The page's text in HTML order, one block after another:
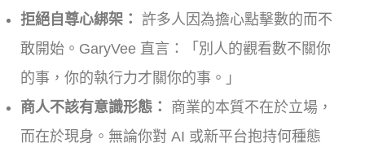
拒絕自尊心綁架： 許多人因為擔心點擊數的而不
敢開始。GaryVee 直言：「別人的觀看數不關你
的事，你的執行力才關你的事。」
商人不該有意識形態：
商業的本質不在於立場，
而在於現身。無論你對 AI 或新平台抱持何種態